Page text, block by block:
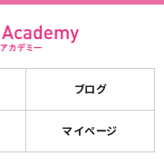
ブログ
マイページ